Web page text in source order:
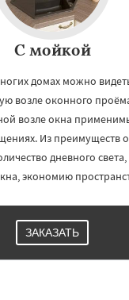
С мойкой
домах можно
возле оконного
возле окна
Из преимуществ
дневного
экономию
ЗАКАЗАТЬ